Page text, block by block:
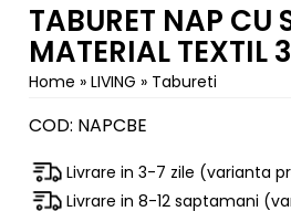
TABURET NAP CU
MATERIAL
Home » LIVING » Tabureti
COD: NAPCBE
Livrare in 3-7 zile (varianta
Livrare in 8-12 saptamani